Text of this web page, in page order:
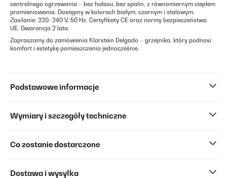
centralnego ogrzewania – bez hałasu, bez spalin, z równomiernym ciepłem
promieniowania. Dostępny w kolorach białym, czarnym i stalowym.
Zasilanie: 220–240 V, 50 Hz. Certyfikaty CE oraz normy bezpieczeństwa
UE. Gwarancja 2 lata.
Zapraszamy do zamówienia Klarstein Delgado – grzejnika, który podnosi
komfort i estetykę pomieszczenia jednocześnie.
Podstawowe informacje
Wymiary i szczegóły techniczne
Co zostanie dostarczone
Dostawa i wysyłka